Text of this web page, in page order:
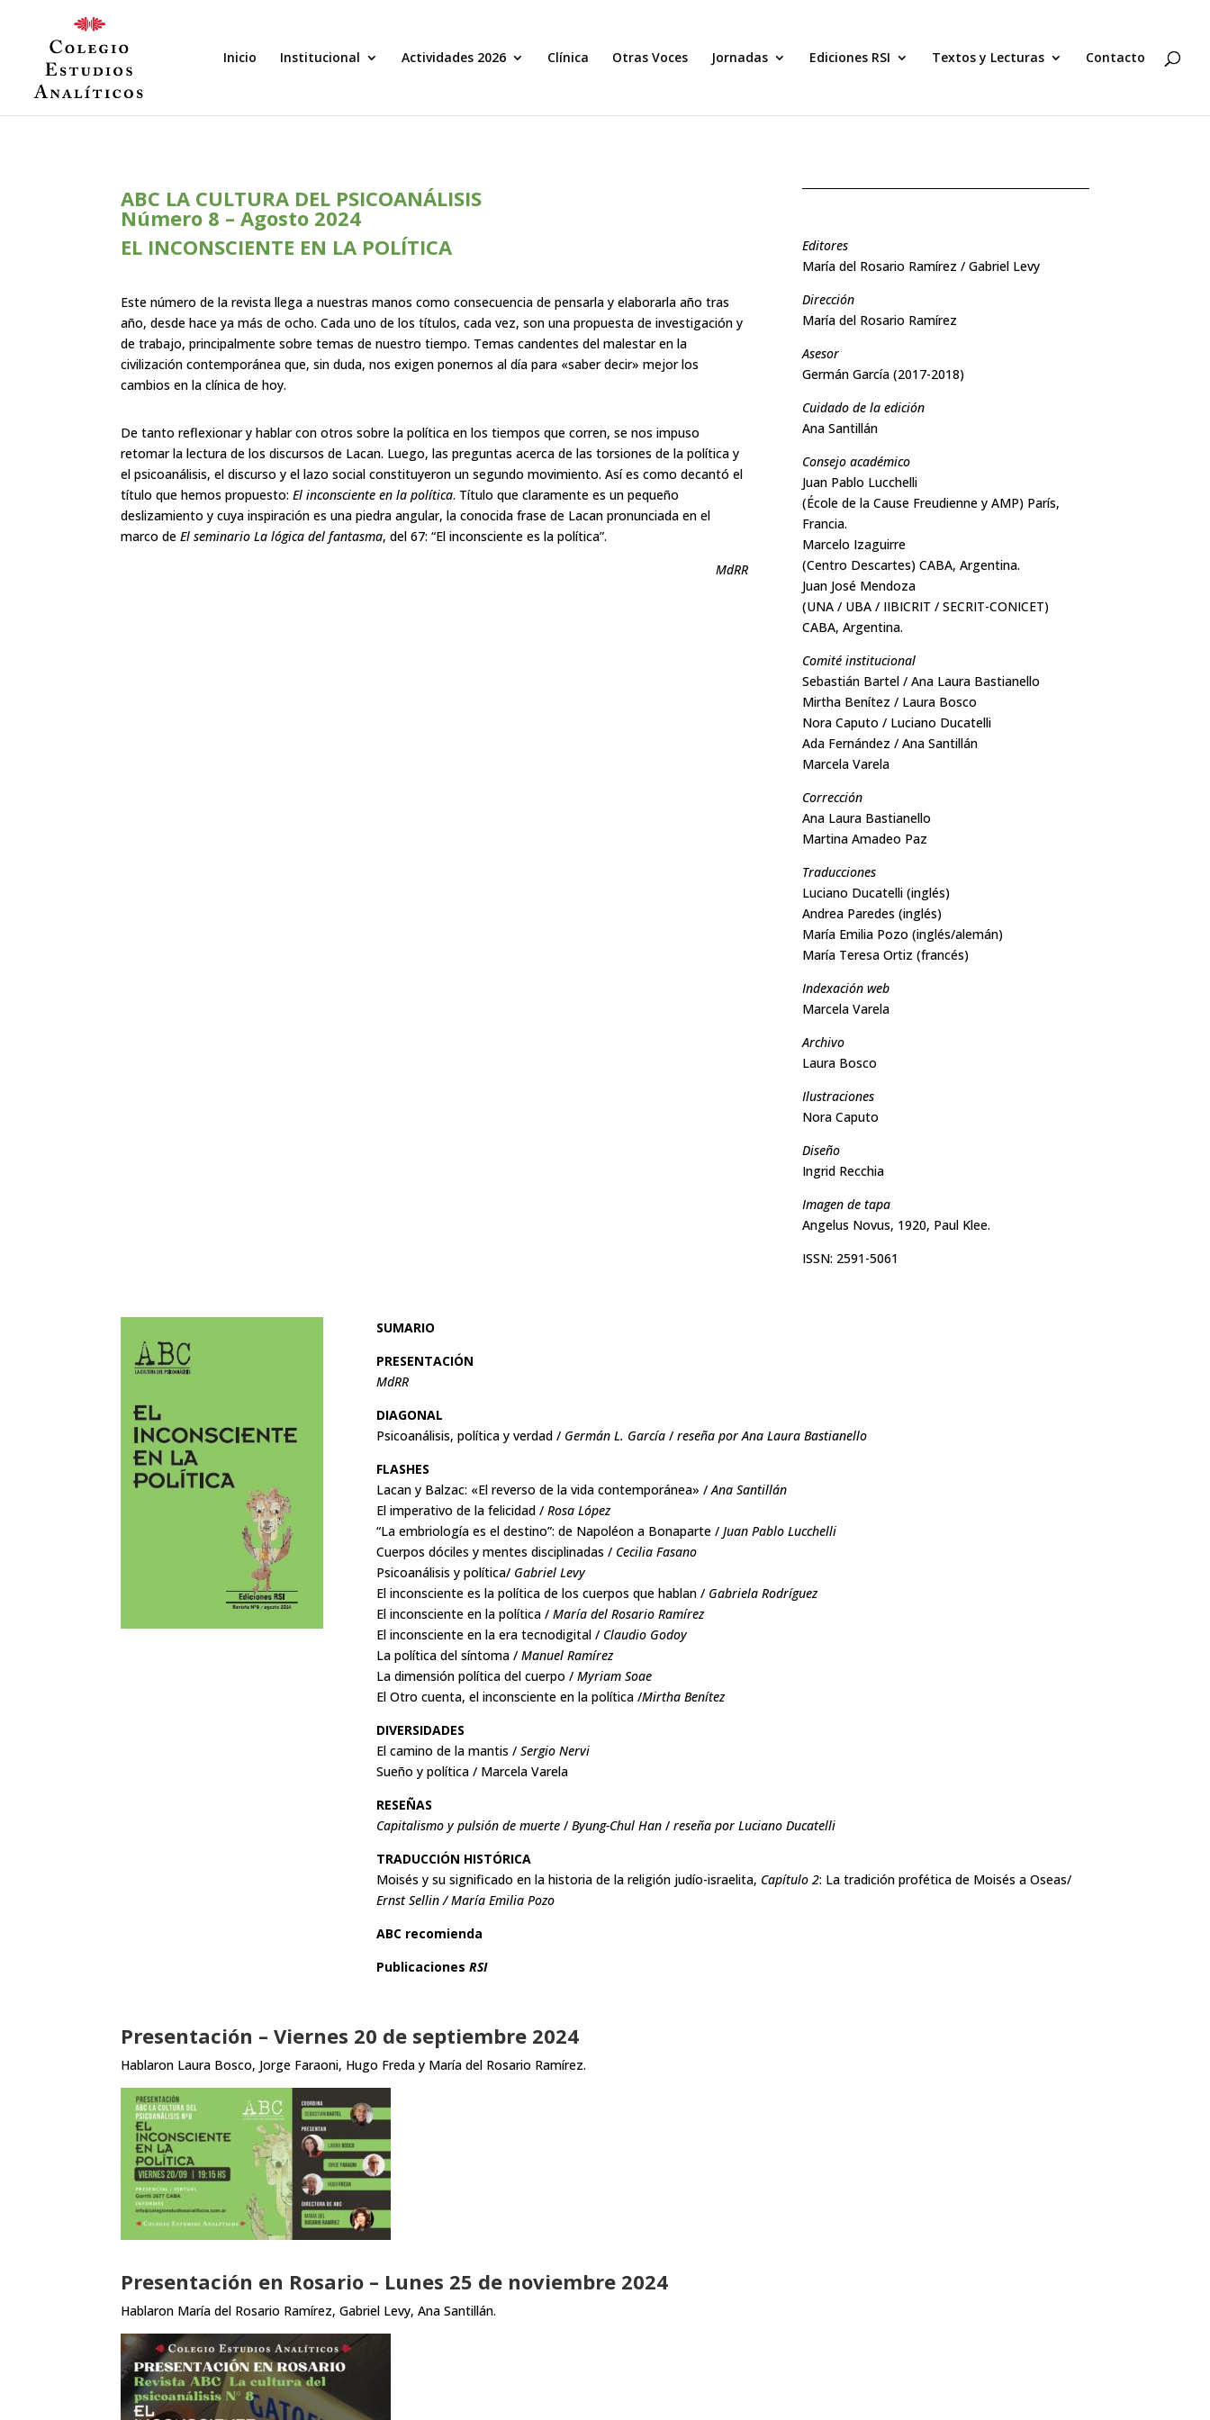
Inicio Institucional Actividades 2026 Clínica Otras Voces Jornadas Ediciones RSI Textos y Lecturas Contacto
ABC LA CULTURA DEL PSICOANÁLISIS
Número 8 – Agosto 2024
EL INCONSCIENTE EN LA POLÍTICA
Este número de la revista llega a nuestras manos como consecuencia de pensarla y elaborarla año tras
año, desde hace ya más de ocho. Cada uno de los títulos, cada vez, son una propuesta de investigación y
de trabajo, principalmente sobre temas de nuestro tiempo. Temas candentes del malestar en la
civilización contemporánea que, sin duda, nos exigen ponernos al día para «saber decir» mejor los
cambios en la clínica de hoy.
De tanto reflexionar y hablar con otros sobre la política en los tiempos que corren, se nos impuso
retomar la lectura de los discursos de Lacan. Luego, las preguntas acerca de las torsiones de la política y
el psicoanálisis, el discurso y el lazo social constituyeron un segundo movimiento. Así es como decantó el
título que hemos propuesto:El inconsciente en la política. Título que claramente es un pequeño
deslizamiento y cuya inspiración es una piedra angular, la conocida frase de Lacan pronunciada en el
marco deEl seminario La lógica del fantasma, del 67: “El inconsciente es la política”.
MdRR
Editores
María del Rosario Ramírez / Gabriel Levy
Dirección
María del Rosario Ramírez
Asesor
Germán García (2017-2018)
Cuidado de la edición
Ana Santillán
Consejo académico
Juan Pablo Lucchelli
(École de la Cause Freudienne y AMP) París,
Francia.
Marcelo Izaguirre
(Centro Descartes) CABA, Argentina.
Juan José Mendoza
(UNA / UBA / IIBICRIT / SECRIT-CONICET)
CABA, Argentina.
Comité institucional
Sebastián Bartel / Ana Laura Bastianello
Mirtha Benítez / Laura Bosco
Nora Caputo / Luciano Ducatelli
Ada Fernández / Ana Santillán
Marcela Varela
Corrección
Ana Laura Bastianello
Martina Amadeo Paz
Traducciones
Luciano Ducatelli (inglés)
Andrea Paredes (inglés)
María Emilia Pozo (inglés/alemán)
María Teresa Ortiz (francés)
Indexación web
Marcela Varela
Archivo
Laura Bosco
Ilustraciones
Nora Caputo
Diseño
Ingrid Recchia
Imagen de tapa
Angelus Novus, 1920, Paul Klee.
ISSN: 2591-5061
SUMARIO
PRESENTACIÓN
MdRR
DIAGONAL
Psicoanálisis, política y verdad / Germán L. García / reseña por Ana Laura Bastianello
FLASHES
Lacan y Balzac: «El reverso de la vida contemporánea» /Ana Santillán
El imperativo de la felicidad / Rosa López
“La embriología es el destino”: de Napoléon a Bonaparte / Juan Pablo Lucchelli
Cuerpos dóciles y mentes disciplinadas / Cecilia Fasano
Psicoanálisis y política/ Gabriel Levy
El inconsciente es la política de los cuerpos que hablan / Gabriela Rodríguez
El inconsciente en la política / María del Rosario Ramírez
El inconsciente en la era tecnodigital / Claudio Godoy
La política del síntoma / Manuel Ramírez
La dimensión política del cuerpo / Myriam Soae
El Otro cuenta, el inconsciente en la política /Mirtha Benítez
DIVERSIDADES
El camino de la mantis / Sergio Nervi
Sueño y política / Marcela Varela
RESEÑAS
Capitalismo y pulsión de muerte / Byung-Chul Han/ reseña por Luciano Ducatelli
TRADUCCIÓN HISTÓRICA
Moisés y su significado en la historia de la religión judío-israelita, Capítulo 2: La tradición profética de Moisés a Oseas/
Ernst Sellin / María Emilia Pozo
ABC recomienda
Publicaciones RSI
Presentación – Viernes 20 de septiembre 2024
Hablaron Laura Bosco, Jorge Faraoni, Hugo Freda y María del Rosario Ramírez.
Presentación en Rosario – Lunes 25 de noviembre 2024
Hablaron María del Rosario Ramírez, Gabriel Levy, Ana Santillán.